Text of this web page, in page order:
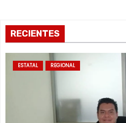
RECIENTES
ESTATAL REGIONAL